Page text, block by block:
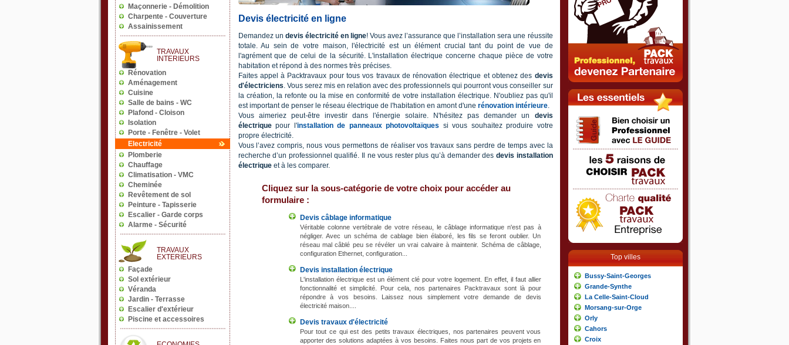
Devis électricité en ligne
Demandez un devis électricité en ligne! Vous avez l’assurance que l’installation sera une réussite
totale. Au sein de votre maison, l'électricité est un élément crucial tant du point de vue de
l'agrément que de celui de la sécurité. L'installation électrique concerne chaque pièce de votre
habitation et répond à des normes très précises.
Faites appel à Packtravaux pour tous vos travaux de rénovation électrique et obtenez des devis
d'électriciens. Vous serez mis en relation avec des professionnels qui pourront vous conseiller sur
la création, la refonte ou la mise en conformité de votre installation électrique. N'oubliez pas qu'il
est important de penser le réseau électrique de l'habitation en amont d'une rénovation intérieure.
Vous aimeriez peut-être investir dans l'énergie solaire. N'hésitez pas demander un devis
électriquepour l'installation de panneaux photovoltaïques si vous souhaitez produire votre
propre électricité.
Vous l’avez compris, nous vous permettons de réaliser vos travaux sans perdre de temps avec la
recherche d’un professionnel qualifié. Il ne vous rester plus qu’à demander des devis installation
électriqueet à les comparer.
Cliquez sur la sous-catégorie de votre choix pour accéder au
formulaire :
Devis câblage informatique
Véritable colonne vertébrale de votre réseau, le câblage informatique n'est pas à
négliger. Avec un schéma de cablage bien élaboré, les fils se feront oublier. Un
réseau mal câblé peu se révéler un vrai calvaire à maintenir. Schéma de câblage,
configuration Ethernet, configuration...
Devis installation électrique
L'installation électrique est un élément clé pour votre logement. En effet, il faut allier
fonctionnalité et simplicité. Pour cela, nos partenaires Packtravaux sont là pour
répondre à vos besoins. Laissez nous simplement votre demande de devis
électricité maison....
Devis travaux d'électricité
Pour tout ce qui est des petits travaux électriques, nos partenaires peuvent vous
apporter des solutions adaptées à vos besoins. Faites nous part de vos projets en
Top villes
Bussy-Saint-Georges
Grande-Synthe
La Celle-Saint-Cloud
Morsang-sur-Orge
Orly
Cahors
Croix